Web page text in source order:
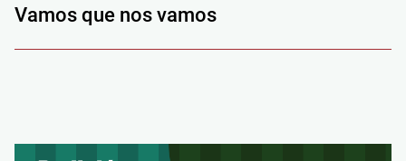
Vamos que nos vamos